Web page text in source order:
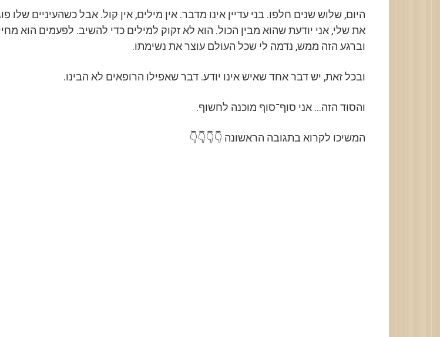
היום, שלוש שנים חלפו. בני עדיין אינו מדבר. אין מילים, אין קול. אבל כשהעיניים שלו
את שלי, אני יודעת שהוא מבין הכול. הוא לא זקוק למילים כדי להשיב. לפעמים הוא
וברגע הזה ממש, נדמה לי שכל העולם עוצר את נשימתו.
ובכל זאת, יש דבר אחד שאיש אינו יודע. דבר שאפילו הרופאים לא הבינו.
והסוד הזה… אני סוף־סוף מוכנה לחשוף.
המשיכו לקרוא בתגובה הראשונה 👇👇👇👇